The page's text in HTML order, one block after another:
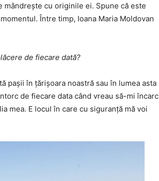
cu originile ei. Spune că este
Între timp, Ioana Maria Moldovan
de fiecare dată?
pașii în țărișoara noastră sau în lumea asta
de fiecare data când vreau să-mi încarc
mea. E locul în care cu siguranță mă voi